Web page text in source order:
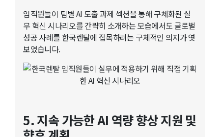
임직원들이 팀별 AI 도출 과제 섹션을 통해 구체화된 실
무 혁신 시나리오를 간략히 소개하는 모습에서도 글로벌
성공 사례를 한국렌탈에 접목하려는 구체적인 의지가 엿
보였습니다.
5. 지속 가능한 AI 역량 향상 지원 및